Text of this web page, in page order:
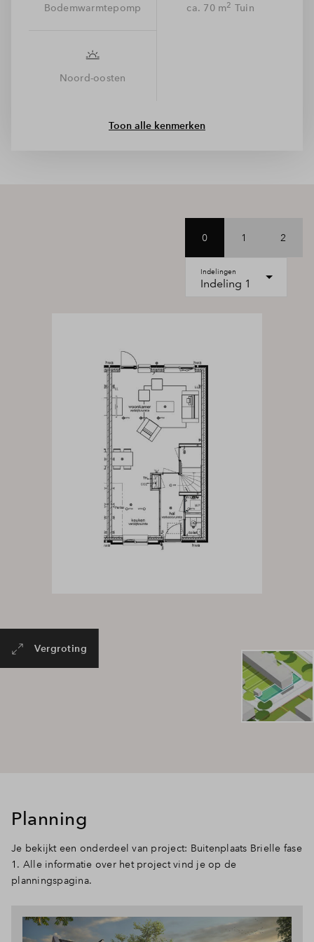
meerwerkopties:
Vorstbestendige buitenkraan achtergevel
Bodemwarmtepomp ca. 70 m2 Tuin
Noord-oosten
Toon alle kenmerken
0 1 2
Indelingen
Indeling 1
Vergroting
Planning
Je bekijkt een onderdeel van project: Buitenplaats Brielle fase
1. Alle informatie over het project vind je op de
planningspagina.